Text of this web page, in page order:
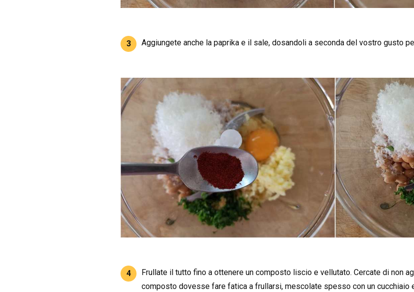
3 Aggiungete anche la paprika e il sale, dosandoli a seconda del vostro gusto
4
Frullate il tutto fino a ottenere un composto liscio e vellutato. Cercate di non
composto dovesse fare fatica a frullarsi, mescolate spesso con un cucchiaio